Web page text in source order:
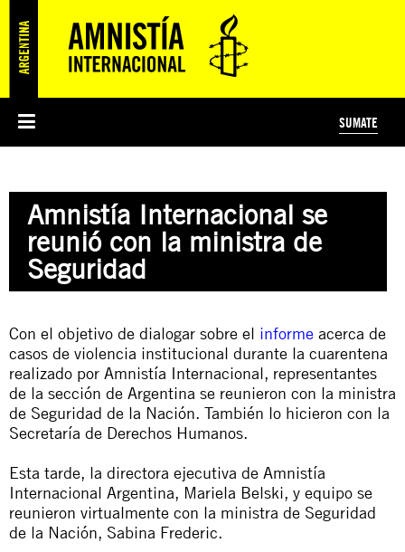
PREGUNTAS FRECUENTES
ÁREAS TEMÁTICAS
JUSTICIA INTERNACIONAL
EDUCACIÓN EN DERECHOS HUMANOS Y JÓVENES
PRENSA
SUSCRIBITE
SUMATE
PREGUNTAS FRECUENTES
Amnistía Internacional se
reunió con la ministra de
Seguridad
Con el objetivo de dialogar sobre el informe acerca de
casos de violencia institucional durante la cuarentena
realizado por Amnistía Internacional, representantes
de la sección de Argentina se reunieron con la ministra
de Seguridad de la Nación. También lo hicieron con la
Secretaría de Derechos Humanos.
Esta tarde, la directora ejecutiva de Amnistía
Internacional Argentina, Mariela Belski, y equipo se
reunieron virtualmente con la ministra de Seguridad
de la Nación, Sabina Frederic.